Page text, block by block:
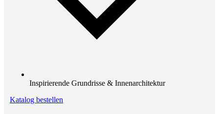
Inspirierende Grundrisse & Innenarchitektur
Katalog bestellen